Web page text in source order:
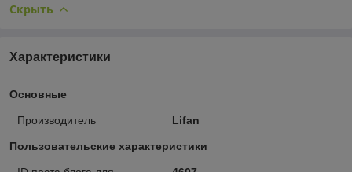
Скрыть
Характеристики
Основные
Производитель Lifan
Пользовательские характеристики